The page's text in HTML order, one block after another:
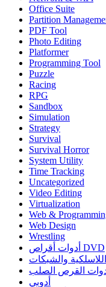
Office Suite
Partition
PDF Tool
Photo Editing
Platformer
Programming Tool
Puzzle
Racing
RPG
Sandbox
Simulation
Strategy
Survival
Survival Horror
System Utility
Time Tracking
Uncategorized
Video Editing
Virtualization
Web &
Web Design
Wrestling
أدوات أقراص DVD
والشبكات
القرص الصلب
أدوبي